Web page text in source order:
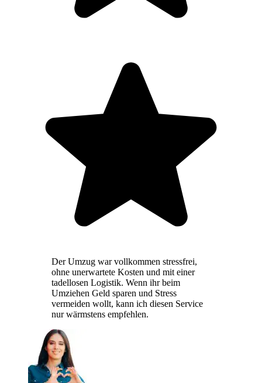
Der Umzug war vollkommen stressfrei,
ohne unerwartete Kosten und mit einer
tadellosen Logistik. Wenn ihr beim
Umziehen Geld sparen und Stress
vermeiden wollt, kann ich diesen Service
nur wärmstens empfehlen.